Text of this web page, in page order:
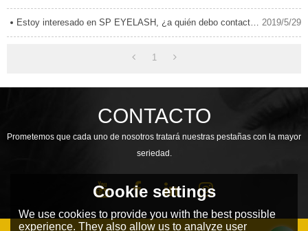
Estoy interesado en SP EYELASH, ¿a quién debo contactar? 2019/5/29
1
CONTACTO
Prometemos que cada uno de nosotros tratará nuestras pestañas con la mayor
seriedad.
Cookie settings
We use cookies to provide you with the best possible
experience. They also allow us to analyze user